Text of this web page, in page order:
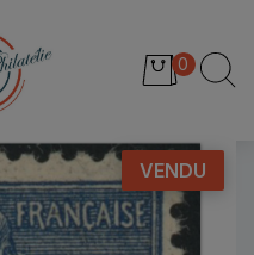
0
VENDU